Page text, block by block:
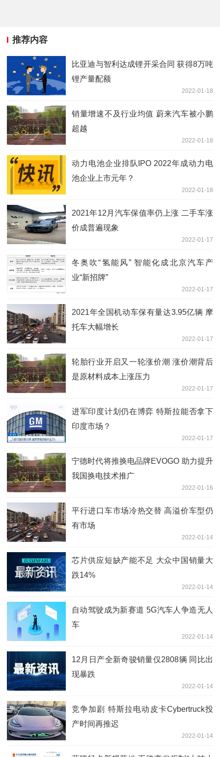
推荐内容
比亚迪与智利达成锂开采合同 获得8万吨
锂产量配额
2022-01-18
销量增速不及行业均值 蔚来汽车被小鹏
超越
2022-01-18
动力电池企业排队IPO 2022年成动力电
池企业上市元年？
2022-01-18
2021年12月汽车保值率仍上涨 二手车涨
价成普遍现象
2022-01-17
冬奥吹“氢能风” 智能化成北京汽车产
业“新招牌”
2022-01-17
2021年全国机动车保有量达3.95亿辆 摩
托车大幅增长
2022-01-17
轮胎行业开启又一轮涨价潮 涨价潮背后
是原材料成本上涨压力
2022-01-17
进军印度计划仍在博弈 特斯拉能否拿下
印度市场？
2022-01-17
宁德时代将推换电品牌EVOGO 助力提升
我国换电技术推广
2022-01-16
平行进口车市场冷热交替 高溢价车型仍
有市场
2022-01-14
芯片供应短缺产能不足 大众中国销量大
跌14%
2022-01-14
自动驾驶成为新赛道 5G汽车人争造无人
车
2022-01-14
12月日产全新奇骏销量仅2808辆 同比出
现暴跌
2022-01-14
竞争加剧 特斯拉电动皮卡Cybertruck投
产时间再推迟
2022-01-14